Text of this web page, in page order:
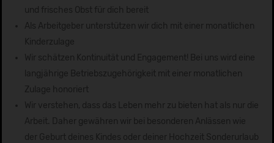
und frisches Obst für dich bereit
Als Arbeitgeber unterstützen wir dich mit einer monatlichen
Kinderzulage
Wir schätzen Kontinuität und Engagement! Bei uns wird eine
langjährige Betriebszugehörigkeit mit einer monatlichen
Zulage honoriert
Wir verstehen, dass das Leben mehr zu bieten hat als nur die
Arbeit. Daher gewähren wir bei besonderen Anlässen wie
der Geburt deines Kindes oder deiner Hochzeit Sonderurlaub